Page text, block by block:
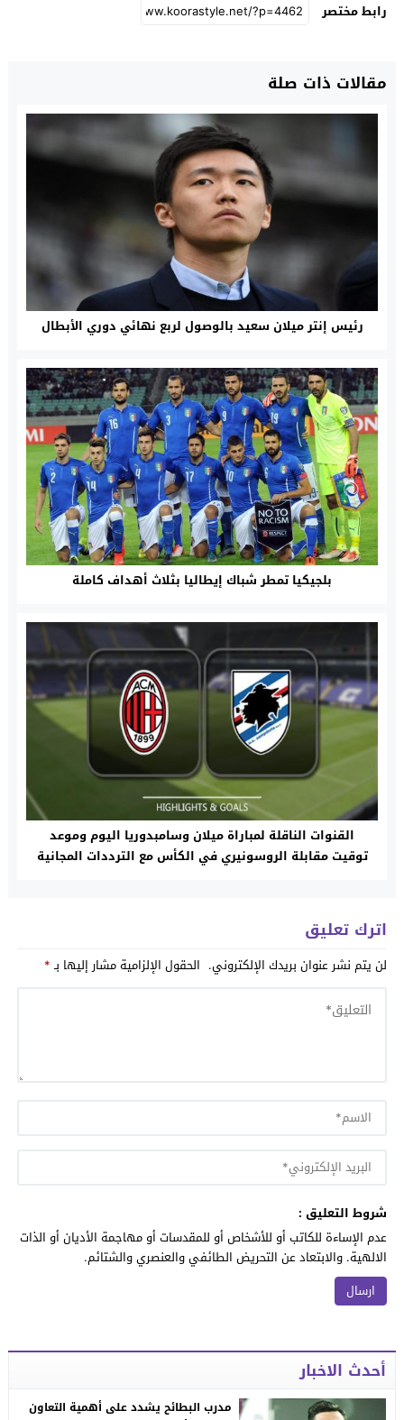
رابط مختصر
مقالات ذات صلة
رئيس إنتر ميلان سعيد بالوصول لربع نهائي دوري الأبطال
بلجيكيا تمطر شباك إيطاليا بثلاث أهداف كاملة
القنوات الناقلة لمباراة ميلان وسامبدوريا اليوم وموعد
توقيت مقابلة الروسونيري في الكأس مع الترددات المجانية
اترك تعليق
لن يتم نشر عنوان بريدك الإلكتروني. الحقول الإلزامية مشار إليها بـ*
شروط التعليق :
عدم الإساءة للكاتب أو للأشخاص أو للمقدسات أو مهاجمة الأديان أو الذات
الالهية. والابتعاد عن التحريض الطائفي والعنصري والشتائم.
أحدث الاخبار
مدرب البطائح يشدد على أهمية التعاون